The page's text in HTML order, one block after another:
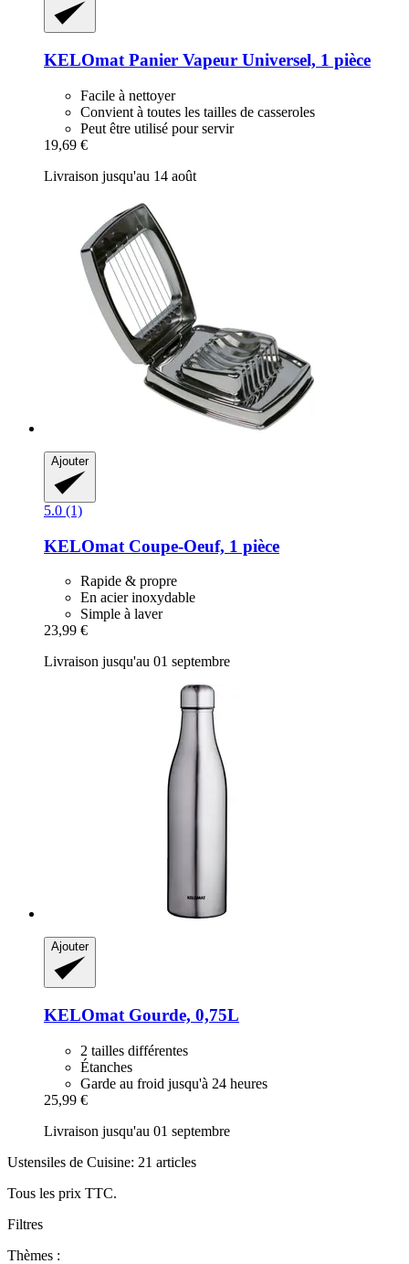
KELOmat Panier Vapeur Universel, 1 pièce
Facile à nettoyer
Convient à toutes les tailles de casseroles
Peut être utilisé pour servir
19,69 €
Livraison jusqu'au 14 août
Ajouter
5.0 (1)
KELOmat Coupe-​Oeuf, 1 pièce
Rapide & propre
En acier inoxydable
Simple à laver
23,99 €
Livraison jusqu'au 01 septembre
Ajouter
KELOmat Gourde, 0,75L
2 tailles différentes
Étanches
Garde au froid jusqu'à 24 heures
25,99 €
Livraison jusqu'au 01 septembre
Ustensiles de Cuisine: 21 articles
Tous les prix TTC.
Filtres
Thèmes :